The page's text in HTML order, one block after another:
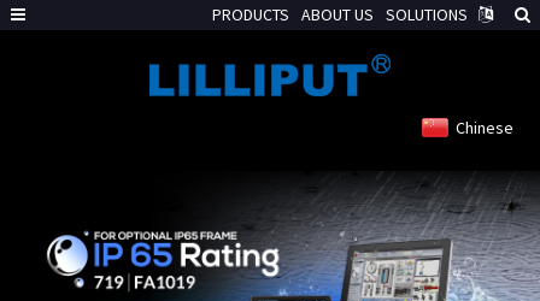
Chinese
PRODUCTS ABOUT US SOLUTIONS